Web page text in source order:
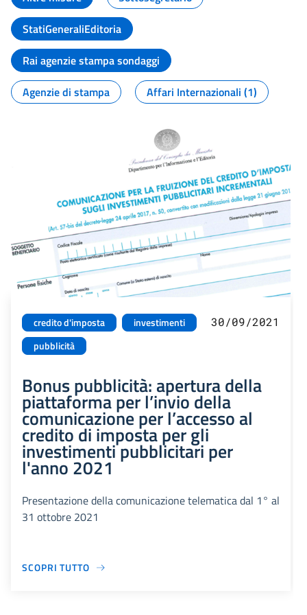
StatiGeneraliEditoria
Rai agenzie stampa sondaggi
Agenzie di stampa
Affari Internazionali (1)
credito d'imposta
investimenti
pubblicità
30/09/2021
Bonus pubblicità: apertura della
piattaforma per l’invio della
comunicazione per l’accesso al
credito di imposta per gli
investimenti pubblicitari per
l'anno 2021
Presentazione della comunicazione telematica dal 1° al
31 ottobre 2021
SCOPRI TUTTO